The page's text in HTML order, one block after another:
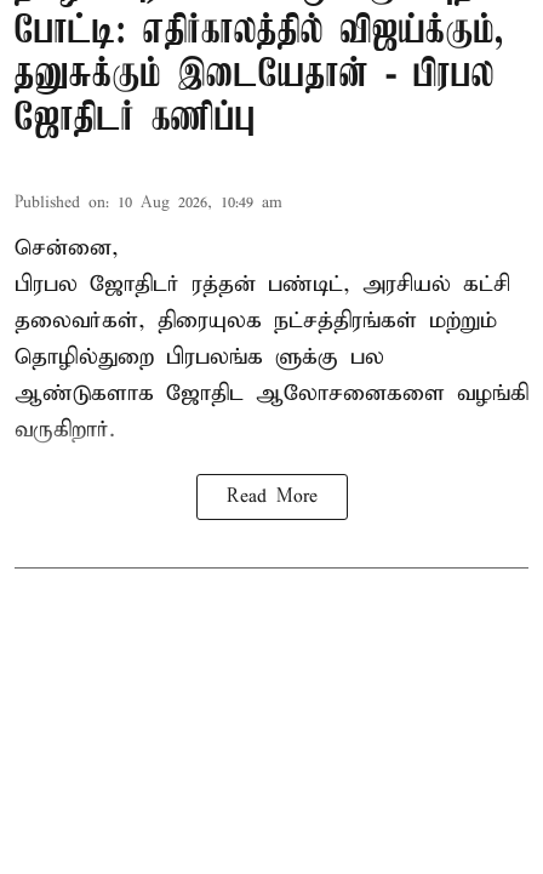
போட்டி: எதிர்காலத்தில் விஜய்க்கும்,
தனுசுக்கும் இடையேதான் - பிரபல
ஜோதிடர் கணிப்பு
Published on: 10 Aug 2026, 10:49 am
சென்னை,
பிரபல ஜோதிடர் ரத்தன் பண்டிட், அரசியல் கட்சி
தலைவர்கள், திரையுலக நட்சத்திரங்கள் மற்றும்
தொழில்துறை பிரபலங்க ளுக்கு பல
ஆண்டுகளாக ஜோதிட ஆலோசனைகளை வழங்கி
வருகிறார்.
Read More